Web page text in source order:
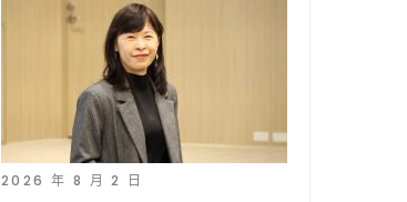
2026 年 8 月 2 日